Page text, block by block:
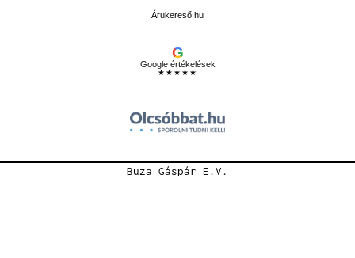
Árukereső.hu
G
Google értékelések
★★★★★
Buza Gáspár E.V.